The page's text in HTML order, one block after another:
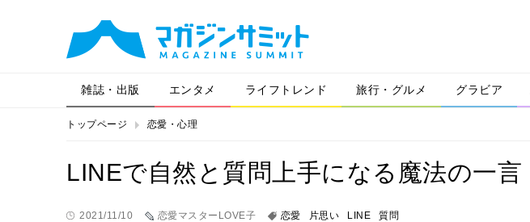
雑誌・出版 エンタメ ライフトレンド 旅行・グルメ グラビア
トップページ 恋愛・心理
LINEで自然と質問上手になる魔法の一言
2021/11/10 恋愛マスターLOVE子 恋愛 片思い LINE 質問